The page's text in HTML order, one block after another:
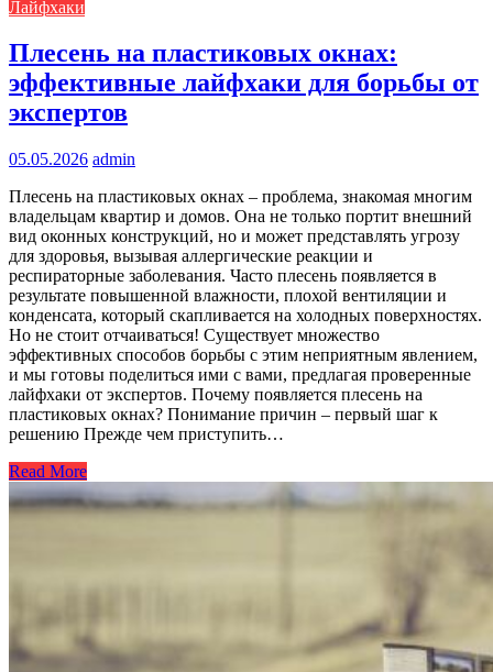
Лайфхаки
Плесень на пластиковых окнах:
эффективные лайфхаки для борьбы от
экспертов
05.05.2026 admin
Плесень на пластиковых окнах – проблема, знакомая многим
владельцам квартир и домов. Она не только портит внешний
вид оконных конструкций, но и может представлять угрозу
для здоровья, вызывая аллергические реакции и
респираторные заболевания. Часто плесень появляется в
результате повышенной влажности, плохой вентиляции и
конденсата, который скапливается на холодных поверхностях.
Но не стоит отчаиваться! Существует множество
эффективных способов борьбы с этим неприятным явлением,
и мы готовы поделиться ими с вами, предлагая проверенные
лайфхаки от экспертов. Почему появляется плесень на
пластиковых окнах? Понимание причин – первый шаг к
решению Прежде чем приступить…
Read More